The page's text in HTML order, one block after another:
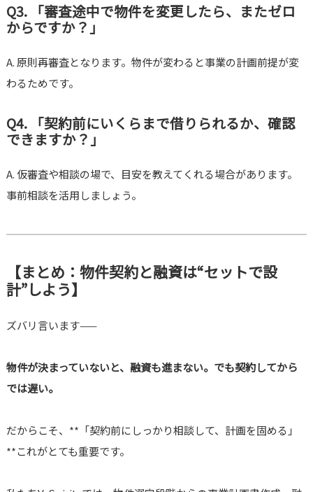
Q3. 「審査途中で物件を変更したら、またゼロ
からですか？」
A. 原則再審査となります。物件が変わると事業の計画前提が変
わるためです。
Q4. 「契約前にいくらまで借りられるか、確認
できますか？」
A. 仮審査や相談の場で、目安を教えてくれる場合があります。
事前相談を活用しましょう。
【まとめ：物件契約と融資は“セットで設
計”しよう】
ズバリ言います——
物件が決まっていないと、融資も進まない。でも契約してから
では遅い。
だからこそ、**「契約前にしっかり相談して、計画を固める」
**これがとても重要です。